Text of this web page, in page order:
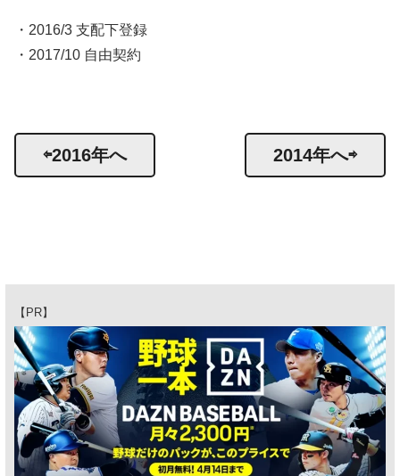
・2016/3 支配下登録
・2017/10 自由契約
⇦2016年へ 2014年へ⇨
【PR】